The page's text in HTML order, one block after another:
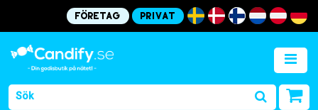
Företag Privat